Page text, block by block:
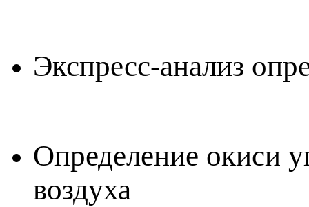
Экспресс-анализ
Определение окиси
воздуха